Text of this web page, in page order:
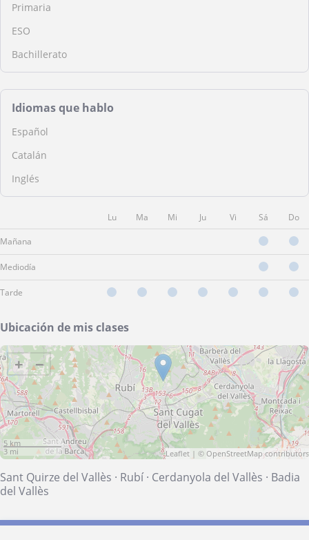
Primaria
ESO
Bachillerato
Idiomas que hablo
Español
Catalán
Inglés
Lu Ma Mi Ju Vi Sá Do
Mañana
Mediodía
Tarde
Ubicación de mis clases
+ −
5 km
3 mi
Leaflet | © OpenStreetMapcontributors
Sant Quirze del Vallès · Rubí· Cerdanyola del Vallès · Badia
del Vallès